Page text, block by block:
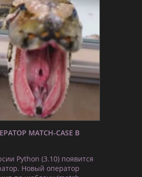
MATCH-CASE В
Python (3.10) появится
Новый оператор